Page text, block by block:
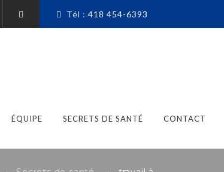
Tél : 418 454-6393
ÉQUIPE SECRETS DE SANTÉ CONTACT